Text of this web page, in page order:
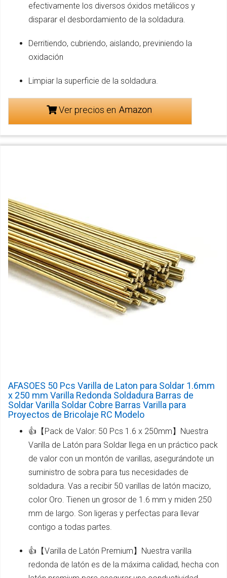
efectivamente los diversos óxidos metálicos y
disparar el desbordamiento de la soldadura.
Derritiendo, cubriendo, aislando, previniendo la
oxidación
Limpiar la superficie de la soldadura.
Ver precios en
AFASOES 50 Pcs Varilla de Laton para Soldar 1.6mm
x 250 mm Varilla Redonda Soldadura Barras de
Soldar Varilla Soldar Cobre Barras Varilla para
Proyectos de Bricolaje RC Modelo
👍【Pack de Valor: 50 Pcs 1.6 x 250mm】Nuestra
Varilla de Latón para Soldar llega en un práctico pack
de valor con un montón de varillas, asegurándote un
suministro de sobra para tus necesidades de
soldadura. Vas a recibir 50 varillas de latón macizo,
color Oro. Tienen un grosor de 1.6 mm y miden 250
mm de largo. Son ligeras y perfectas para llevar
contigo a todas partes.
👍【Varilla de Latón Premium】Nuestra varilla
redonda de latón es de la máxima calidad, hecha con